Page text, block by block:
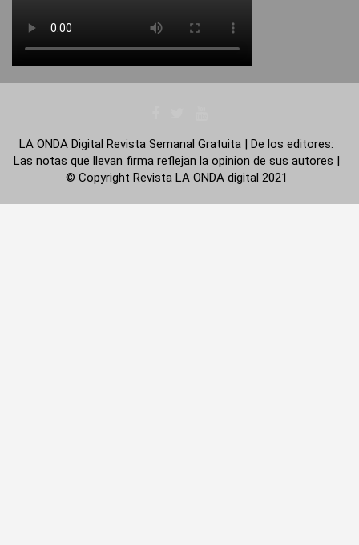
LA ONDA Digital Revista Semanal Gratuita | De los editores:
Las notas que llevan firma reflejan la opinion de sus autores |
© Copyright Revista LA ONDA digital 2021